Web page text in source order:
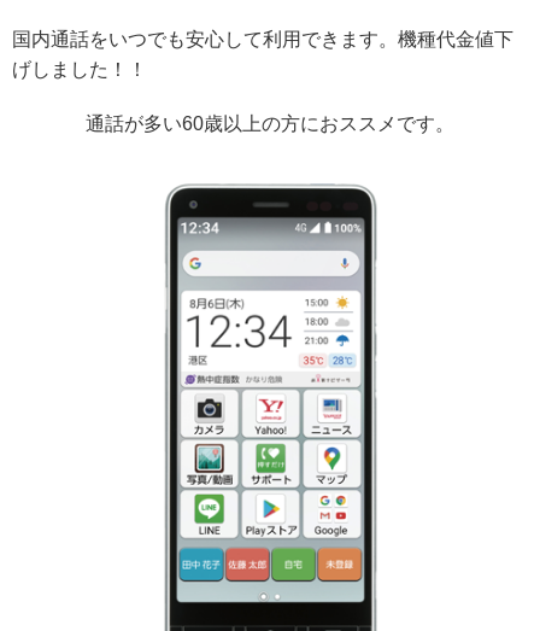
国内通話をいつでも安心して利用できます。機種代金値下
げしました！！
通話が多い60歳以上の方におススメです。